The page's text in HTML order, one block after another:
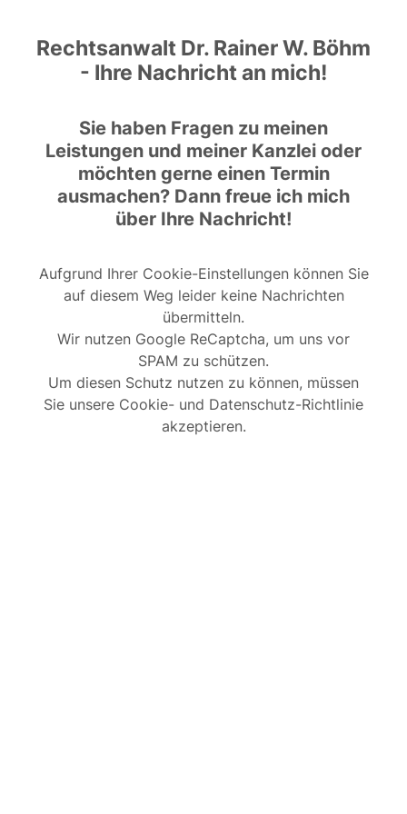
Rechtsanwalt Dr. Rainer W. Böhm
- Ihre Nachricht an mich!
Sie haben Fragen zu meinen
Leistungen und meiner Kanzlei oder
möchten gerne einen Termin
ausmachen? Dann freue ich mich
über Ihre Nachricht!
Aufgrund Ihrer Cookie-Einstellungen können Sie
auf diesem Weg leider keine Nachrichten
übermitteln.
Wir nutzen Google ReCaptcha, um uns vor
SPAM zu schützen.
Um diesen Schutz nutzen zu können, müssen
Sie unsere Cookie- und Datenschutz-Richtlinie
akzeptieren.